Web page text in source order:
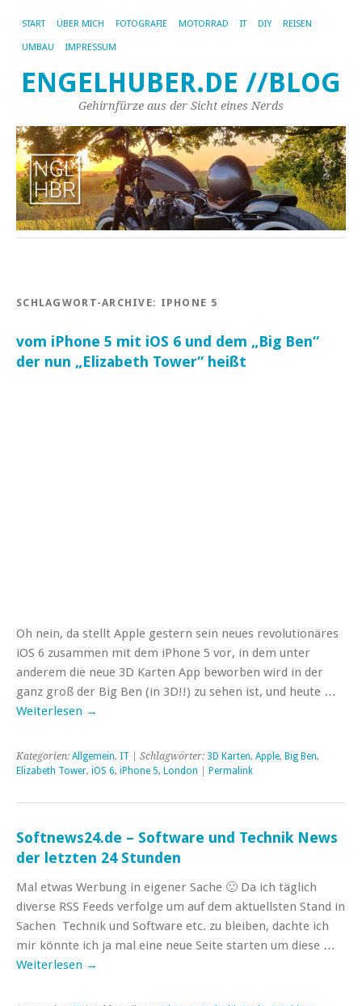
START ÜBER MICH FOTOGRAFIE MOTORRAD IT DIY REISEN
UMBAU IMPRESSUM
ENGELHUBER.DE //BLOG
Gehirnfürze aus der Sicht eines Nerds
SCHLAGWORT-ARCHIVE: IPHONE 5
vom iPhone 5 mit iOS 6 und dem „Big Ben“
der nun „Elizabeth Tower“ heißt
Oh nein, da stellt Apple gestern sein neues revolutionäres
iOS 6 zusammen mit dem iPhone 5 vor, in dem unter
anderem die neue 3D Karten App beworben wird in der
ganz groß der Big Ben (in 3D!!) zu sehen ist, und heute …
Weiterlesen →
Kategorien: Allgemein, IT | Schlagwörter: 3D Karten, Apple, Big Ben,
Elizabeth Tower, iOS 6, iPhone 5, London Permalink
Softnews24.de – Software und Technik News
der letzten 24 Stunden
Mal etwas Werbung in eigener Sache 🙂 Da ich täglich
diverse RSS Feeds verfolge um auf dem aktuellsten Stand in
Sachen Technik und Software etc. zu bleiben, dachte ich
mir könnte ich ja mal eine neue Seite starten um diese …
Weiterlesen →